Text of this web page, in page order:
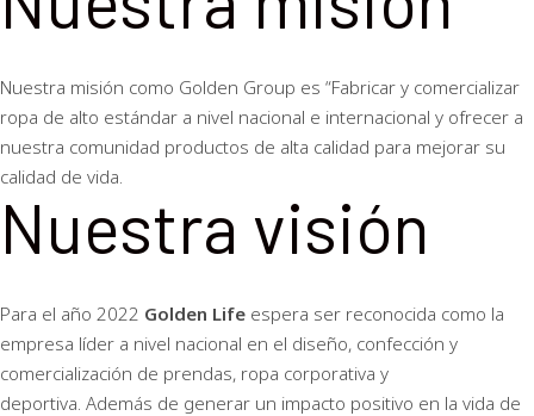
Nuestra misión como Golden Group es “Fabricar y comercializar
ropa de alto estándar a nivel nacional e internacional y ofrecer a
nuestra comunidad productos de alta calidad para mejorar su
calidad de vida.
Nuestra visión
Para el año 2022 Golden Life espera ser reconocida como la
empresa líder a nivel nacional en el diseño, confección y
comercialización de prendas, ropa corporativa y
deportiva. Además de generar un impacto positivo en la vida de